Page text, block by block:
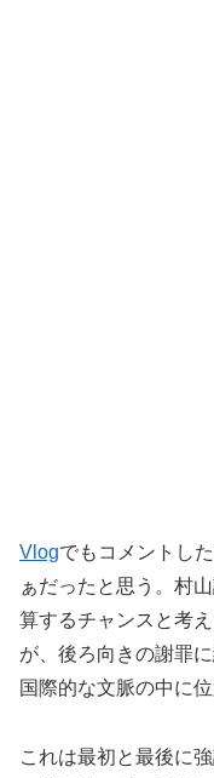
Vlogでもコメントし
ぁだったと思う。村
算するチャンスと考
が、後ろ向きの謝罪
国際的な文脈の中に
これは最初と最後に